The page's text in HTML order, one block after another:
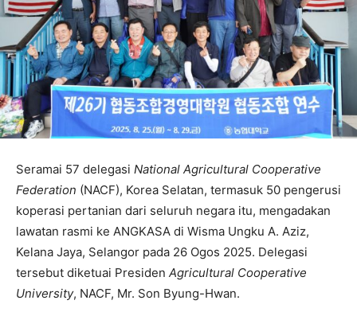
Seramai 57 delegasi National Agricultural Cooperative
Federation (NACF), Korea Selatan, termasuk 50 pengerusi
koperasi pertanian dari seluruh negara itu, mengadakan
lawatan rasmi ke ANGKASA di Wisma Ungku A. Aziz,
Kelana Jaya, Selangor pada 26 Ogos 2025. Delegasi
tersebut diketuai Presiden Agricultural Cooperative
University, NACF, Mr. Son Byung-Hwan.